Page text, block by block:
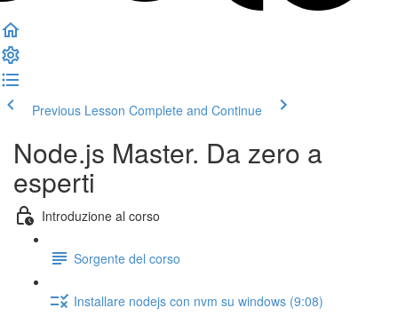
Previous Lesson Complete and Continue
Node.js Master. Da zero a
esperti
Introduzione al corso
Sorgente del corso
Installare nodejs con nvm su windows (9:08)